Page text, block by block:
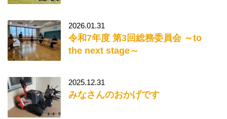
2026.01.31
令和7年度 第3回総務委員会 ～to
the next stage～
2025.12.31
みなさんのおかげです